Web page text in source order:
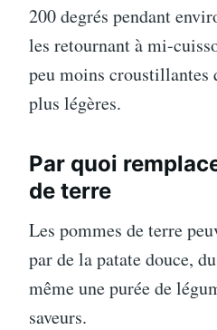
200 degrés pendant
les retournant à mi-
peu moins croustillantes
plus légères.
Par quoi
de terre
Les pommes de terre
par de la patate douce,
même une purée de
saveurs.